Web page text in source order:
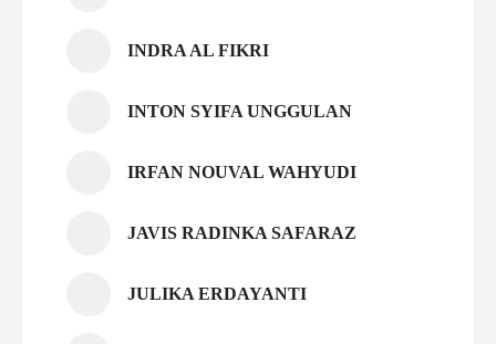
INDRA AL FIKRI
INTON SYIFA UNGGULAN
IRFAN NOUVAL WAHYUDI
JAVIS RADINKA SAFARAZ
JULIKA ERDAYANTI